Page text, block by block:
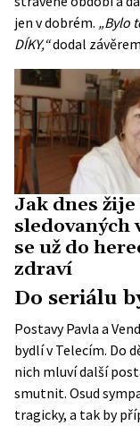
jen v dobrém. „Bylo
DÍKY,“dodal
Jak dnes
sledovaných
se už do
zdraví
Do seriálu
Postavy Pavla a
bydlí v Telecím. Do
nich mluví další
smutnit. Osud
tragicky, a tak by